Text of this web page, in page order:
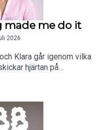
made me do it
2026
Klara går igenom vilka
hjärtan på